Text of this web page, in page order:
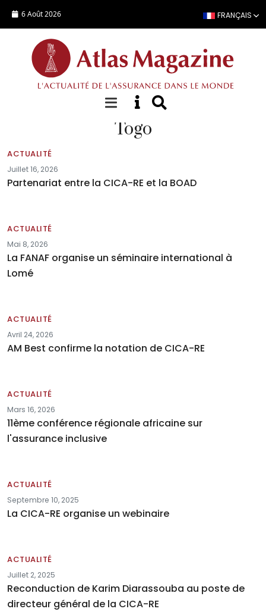
6 Août 2026 FRANÇAIS
Togo
ACTUALITÉ
Juillet 16, 2026
Partenariat entre la CICA-RE et la BOAD
ACTUALITÉ
Mai 8, 2026
La FANAF organise un séminaire international à
Lomé
ACTUALITÉ
Avril 24, 2026
AM Best confirme la notation de CICA-RE
ACTUALITÉ
Mars 16, 2026
11ème conférence régionale africaine sur
l'assurance inclusive
ACTUALITÉ
Septembre 10, 2025
La CICA-RE organise un webinaire
ACTUALITÉ
Juillet 2, 2025
Reconduction de Karim Diarassouba au poste de
directeur général de la CICA-RE